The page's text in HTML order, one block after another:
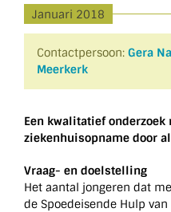
Januari 2018
Contactpersoon: Gera
Meerkerk
Een kwalitatief onderzoek
ziekenhuisopname door
Vraag- en doelstelling
Het aantal jongeren dat
de Spoedeisende Hulp